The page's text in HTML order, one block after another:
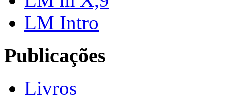
LM Intro
Publicações
Livros